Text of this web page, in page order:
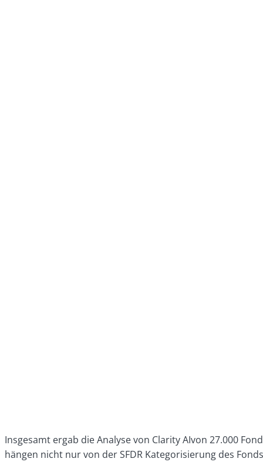
Insgesamt ergab die Analyse von Clarity AIvon 27.000
hängen nicht nur von der SFDR Kategorisierung des